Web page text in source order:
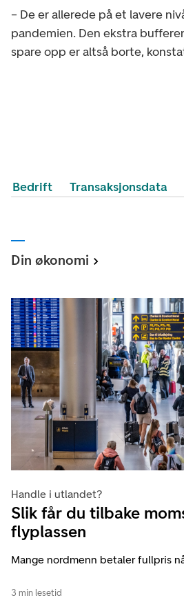
– De er allerede på et lavere
pandemien. Den ekstra
spare opp er altså borte,
Bedrift Transaksjonsdata
Din økonomi
Handle i utlandet?
Slik får du tilbake
flyplassen
Mange nordmenn betaler fullpris
3 min lesetid